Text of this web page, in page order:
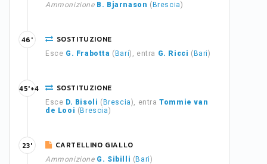
Ammonizione B. Bjarnason ( Brescia)
SOSTITUZIONE
Esce G. Frabotta ( Bari), entra G. Ricci ( Bari)
46'
SOSTITUZIONE
Esce D. Bisoli ( Brescia), entraTommie van
de Looi ( Brescia)
45'+4
CARTELLINO GIALLO
Ammonizione G. Sibilli ( Bari)
23'